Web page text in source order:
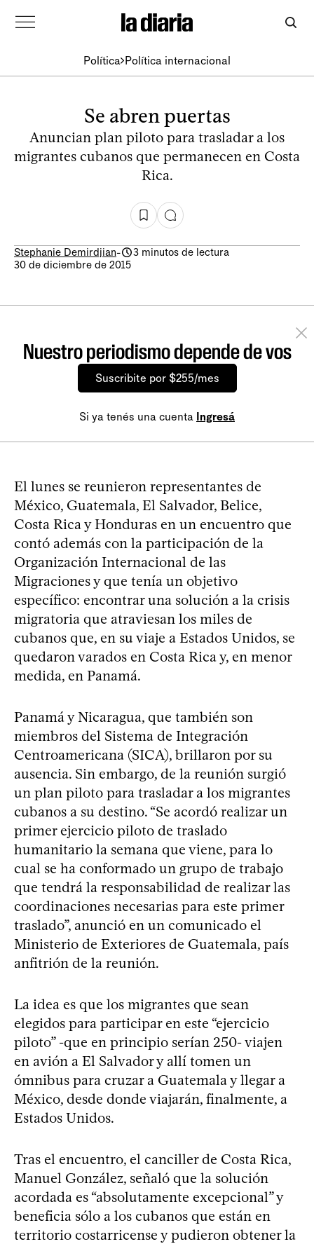
Política Política internacional
Se abren puertas
Anuncian plan piloto para trasladar a los
migrantes cubanos que permanecen en Costa
Rica.
Stephanie Demirdjian-
3 minutos de lectura
30 de diciembre de 2015
Nuestro periodismo depende de vos
Suscribite por $255/mes
Si ya tenés una cuenta Ingresá
El lunes se reunieron representantes de
México, Guatemala, El Salvador, Belice,
Costa Rica y Honduras en un encuentro que
contó además con la participación de la
Organización Internacional de las
Migraciones y que tenía un objetivo
específico: encontrar una solución a la crisis
migratoria que atraviesan los miles de
cubanos que, en su viaje a Estados Unidos, se
quedaron varados en Costa Rica y, en menor
medida, en Panamá.
Panamá y Nicaragua, que también son
miembros del Sistema de Integración
Centroamericana (SICA), brillaron por su
ausencia. Sin embargo, de la reunión surgió
un plan piloto para trasladar a los migrantes
cubanos a su destino. “Se acordó realizar un
primer ejercicio piloto de traslado
humanitario la semana que viene, para lo
cual se ha conformado un grupo de trabajo
que tendrá la responsabilidad de realizar las
coordinaciones necesarias para este primer
traslado”, anunció en un comunicado el
Ministerio de Exteriores de Guatemala, país
anfitrión de la reunión.
La idea es que los migrantes que sean
elegidos para participar en este “ejercicio
piloto” -que en principio serían 250- viajen
en avión a El Salvador y allí tomen un
ómnibus para cruzar a Guatemala y llegar a
México, desde donde viajarán, finalmente, a
Estados Unidos.
Tras el encuentro, el canciller de Costa Rica,
Manuel González, señaló que la solución
acordada es “absolutamente excepcional” y
beneficia sólo a los cubanos que están en
territorio costarricense y pudieron obtener la